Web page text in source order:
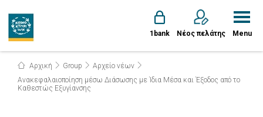
1bank Νέος πελάτης Menu
Αρχική Group
Αρχείο νέων
Ανακεφαλαιοποίηση μέσω Διάσωσης με Ίδια Μέσα και Έξοδος από το
Καθεστώς Εξυγίανσης